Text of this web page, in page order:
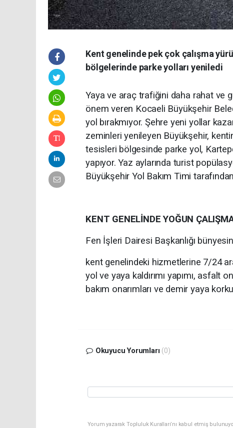
Kent genelinde pek çok çalışma
bölgelerinde parke yolları yeniledi
Yaya ve araç trafiğini daha rahat ve
önem veren Kocaeli Büyükşehir
yol bırakmıyor. Şehre yeni yollar
zeminleri yenileyen Büyükşehir,
tesisleri bölgesinde parke yol,
yapıyor. Yaz aylarında turist
Büyükşehir Yol Bakım Timi
KENT GENELİNDE YOĞUN
Fen İşleri Dairesi Başkanlığı
kent genelindeki hizmetlerine 7/24
yol ve yaya kaldırımı yapımı, asfalt
bakım onarımları ve demir yaya
Okuyucu Yorumları (0)
Yorum yazarak Topluluk Kuralları’nı kabul etmiş